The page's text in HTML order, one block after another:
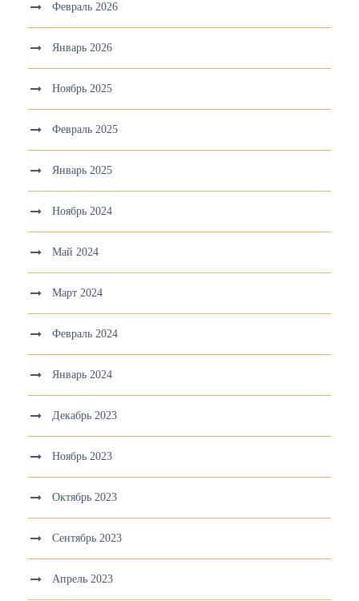
Февраль 2026
Январь 2026
Ноябрь 2025
Февраль 2025
Январь 2025
Ноябрь 2024
Май 2024
Март 2024
Февраль 2024
Январь 2024
Декабрь 2023
Ноябрь 2023
Октябрь 2023
Сентябрь 2023
Апрель 2023